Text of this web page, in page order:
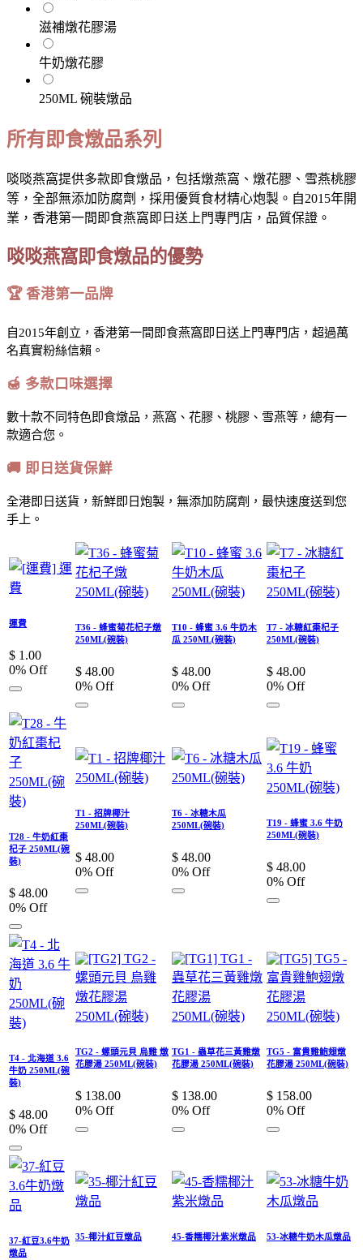
滋補燉花膠湯
牛奶燉花膠
250ML 碗裝燉品
所有即食燉品系列
啖啖燕窩提供多款即食燉品，包括燉燕窩、燉花膠、雪燕桃膠
等，全部無添加防腐劑，採用優質食材精心炮製。自2015年開
業，香港第一間即食燕窩即日送上門專門店，品質保證。
啖啖燕窩即食燉品的優勢
🏆 香港第一品牌
自2015年創立，香港第一間即食燕窩即日送上門專門店，超過萬
名真實粉絲信賴。
🍯 多款口味選擇
數十款不同特色即食燉品，燕窩、花膠、桃膠、雪燕等，總有一
款適合您。
🚚 即日送貨保鮮
全港即日送貨，新鮮即日炮製，無添加防腐劑，最快速度送到您
手上。
運費
$ 1.00
0% Off
T36 - 蜂蜜菊花杞子燉
250ML(碗裝)
$ 48.00
0% Off
T10 - 蜂蜜 3.6 牛奶木
瓜 250ML(碗裝)
$ 48.00
0% Off
T7 - 冰糖紅棗杞子
250ML(碗裝)
$ 48.00
0% Off
T28 - 牛奶紅棗
杞子 250ML(碗
裝)
$ 48.00
0% Off
T1 - 招牌椰汁
250ML(碗裝)
$ 48.00
0% Off
T6 - 冰糖木瓜
250ML(碗裝)
$ 48.00
0% Off
T19 - 蜂蜜 3.6 牛奶
250ML(碗裝)
$ 48.00
0% Off
T4 - 北海道 3.6
牛奶 250ML(碗
裝)
$ 48.00
0% Off
TG2 - 螺頭元貝 烏雞 燉
花膠湯 250ML(碗裝)
$ 138.00
0% Off
TG1 - 蟲草花三黃雞燉
花膠湯 250ML(碗裝)
$ 138.00
0% Off
TG5 - 富貴雞鮑翅燉
花膠湯 250ML(碗裝)
$ 158.00
0% Off
37-紅豆3.6牛奶
燉品
35-椰汁紅豆燉品 45-香糯椰汁紫米燉品 53-冰糖牛奶木瓜燉品